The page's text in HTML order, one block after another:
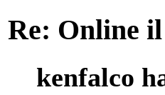
Re: Online
kenfalco